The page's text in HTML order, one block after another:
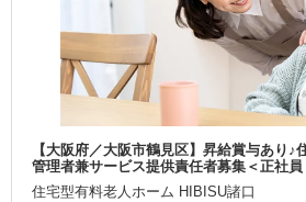
【大阪府／大阪市鶴見区】昇給賞与あり♪
管理者兼サービス提供責任者募集＜正社員
住宅型有料老人ホーム HIBISU諸口